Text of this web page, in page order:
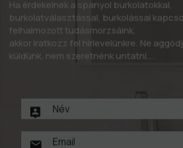
Ha érdekelnek a spanyol burkolatokkal,
burkolatválasztással, burkolással
felhalmozott tudásmorzsáink,
akkor iratkozz fel hírlevelünkre. Ne
küldünk, nem szeretnénk untatni….